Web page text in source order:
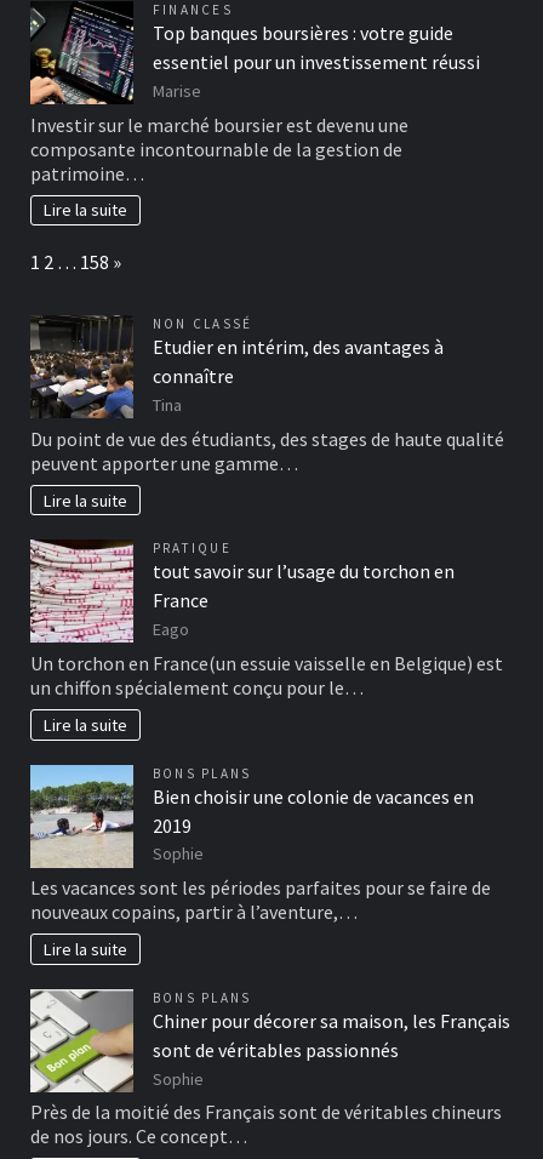
FINANCES
Top banques boursières : votre guide
essentiel pour un investissement réussi
Marise
Investir sur le marché boursier est devenu une
composante incontournable de la gestion de
patrimoine…
Lire la suite
Page:
1 2 … 158 Next
»
NON CLASSÉ
Etudier en intérim, des avantages à
connaître
Tina
Du point de vue des étudiants, des stages de haute qualité
peuvent apporter une gamme…
Lire la suite
PRATIQUE
tout savoir sur l’usage du torchon en
France
Eago
Un torchon en France(un essuie vaisselle en Belgique) est
un chiffon spécialement conçu pour le…
Lire la suite
BONS PLANS
Bien choisir une colonie de vacances en
2019
Sophie
Les vacances sont les périodes parfaites pour se faire de
nouveaux copains, partir à l’aventure,…
Lire la suite
BONS PLANS
Chiner pour décorer sa maison, les Français
sont de véritables passionnés
Sophie
Près de la moitié des Français sont de véritables chineurs
de nos jours. Ce concept…